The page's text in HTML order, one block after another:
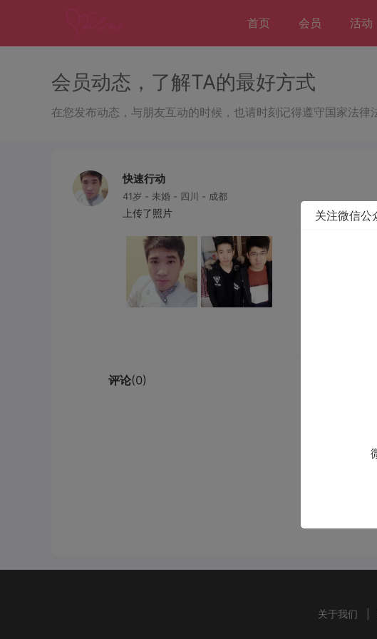
首页 会员 活动
会员动态，了解TA的最好方式
在您发布动态，与朋友互动的时候，也请时刻记得遵守国家法律
快速行动
41岁 - 未婚 - 四川 - 成都
上传了照片
评论(0)
关于我们
关注微信公